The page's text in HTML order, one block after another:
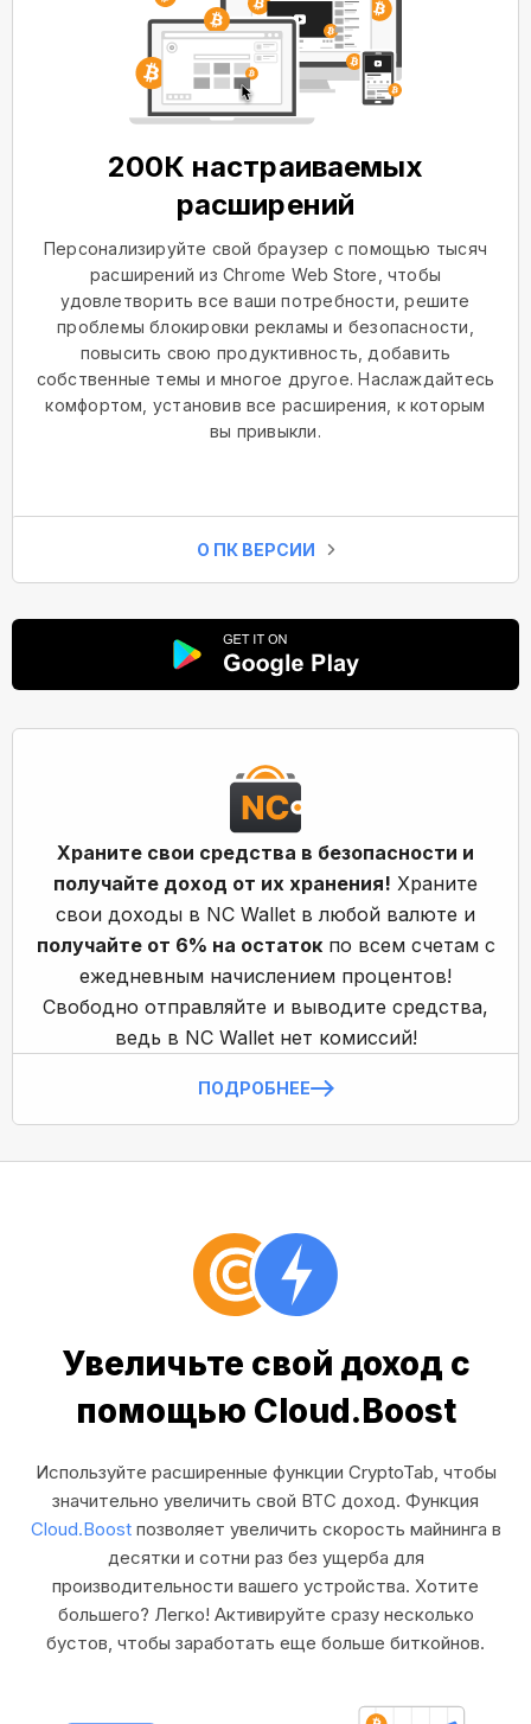
200К настраиваемых
расширений
Персонализируйте свой браузер с помощью тысяч
расширений из Chrome Web Store, чтобы
удовлетворить все ваши потребности, решите
проблемы блокировки рекламы и безопасности,
повысить свою продуктивность, добавить
собственные темы и многое другое. Наслаждайтесь
комфортом, установив все расширения, к которым
вы привыкли.
О ПК ВЕРСИИ
Храните свои средства в безопасности и
получайте доход от их хранения! Храните
свои доходы в NC Wallet в любой валюте и
получайте от 6% на остатокпо всем счетам с
ежедневным начислением процентов!
Свободно отправляйте и выводите средства,
ведь в NC Wallet нет комиссий!
ПОДРОБНЕЕ
Увеличьте свой доход с
помощью Cloud.Boost
Используйте расширенные функции CryptoTab, чтобы
значительно увеличить свой BTC доход. Функция
Cloud.Boost позволяет увеличить скорость майнинга в
десятки и сотни раз без ущерба для
производительности вашего устройства. Хотите
большего? Легко! Активируйте сразу несколько
бустов, чтобы заработать еще больше биткойнов.